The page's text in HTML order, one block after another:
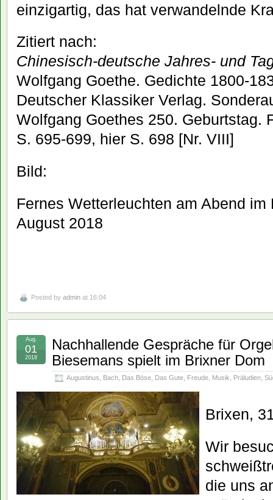
einzigartig, das hat verwandelnde
Zitiert nach:
Chinesisch-deutsche Jahres- und
Wolfgang Goethe. Gedichte 1800-
Deutscher Klassiker Verlag.
Wolfgang Goethes 250. Geburtstag.
S. 695-699, hier S. 698 [Nr. VIII]
Bild:
Fernes Wetterleuchten am Abend
August 2018
Posted by admin at 16:04
Nachhallende Gespräche für
Biesemans spielt im Brixner Dom
Augustinus Bach Das Böse Das Gute Freude Musik Präludien
Aug.
01
2018
Brixen,
Wir
die uns